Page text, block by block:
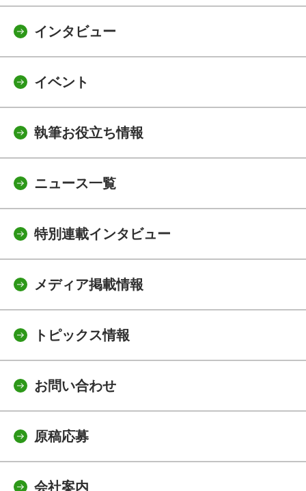
インタビュー
イベント
執筆お役立ち情報
ニュース一覧
特別連載インタビュー
メディア掲載情報
トピックス情報
お問い合わせ
原稿応募
会社案内